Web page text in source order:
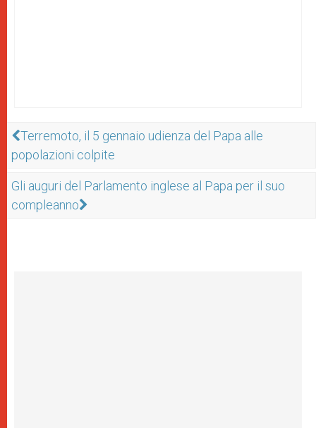
Terremoto, il 5 gennaio udienza del Papa alle
popolazioni colpite
Gli auguri del Parlamento inglese al Papa per il suo
compleanno